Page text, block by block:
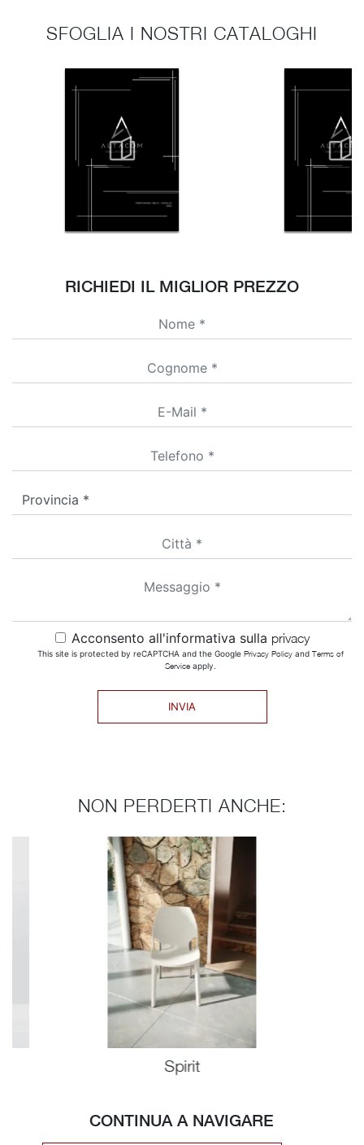
SFOGLIA I NOSTRI CATALOGHI
RICHIEDI IL MIGLIOR PREZZO
Acconsento all'informativa sulla privacy
This site is protected by reCAPTCHA and the Google Privacy Policyand Terms of
Serviceapply.
INVIA
NON PERDERTI ANCHE:
Spirit
CONTINUA A NAVIGARE